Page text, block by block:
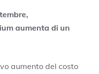
aumenta di un
aumento del costo